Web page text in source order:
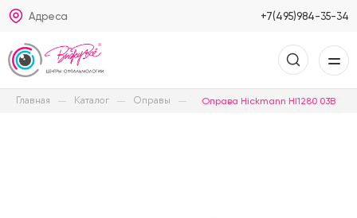
Адреса +7(495)984-35-34
Главная Каталог Оправы Оправа Hickmann HI1280 03B